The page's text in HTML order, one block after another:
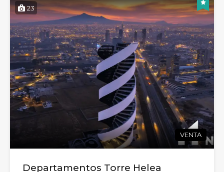
23
VENTA
Departamentos Torre Helea